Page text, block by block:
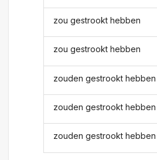
zou gestrookt hebben
zou gestrookt hebben
zouden gestrookt hebben
zouden gestrookt hebben
zouden gestrookt hebben